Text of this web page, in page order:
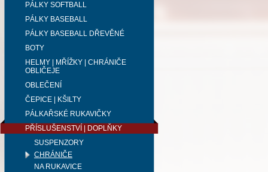
PÁLKY SOFTBALL
PÁLKY BASEBALL
PÁLKY BASEBALL DŘEVĚNÉ
BOTY
HELMY | MŘÍŽKY | CHRÁNIČE
OBLIČEJE
OBLEČENÍ
ČEPICE | KŠILTY
PÁLKAŘSKÉ RUKAVIČKY
PŘÍSLUŠENSTVÍ | DOPLŇKY
SUSPENZORY
CHRÁNIČE
NA RUKAVICE